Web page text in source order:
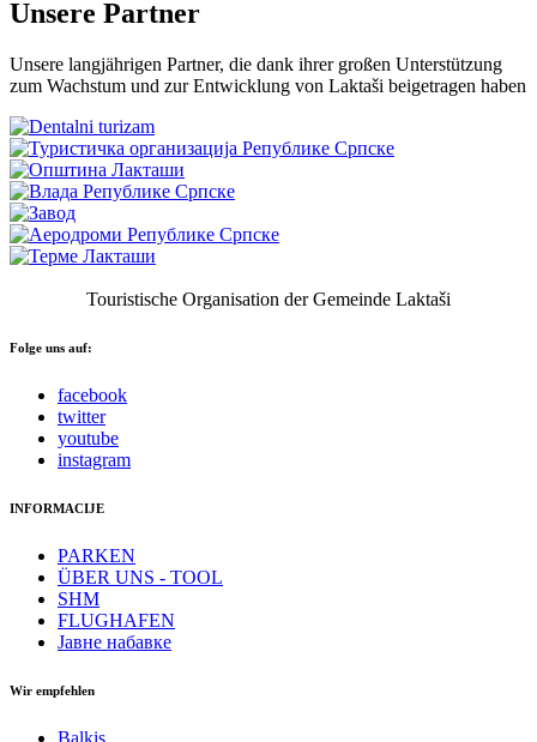
Unsere Partner
Unsere langjährigen Partner, die dank ihrer großen Unterstützung
zum Wachstum und zur Entwicklung von Laktaši beigetragen haben
Touristische Organisation der Gemeinde Laktaši
Folge uns auf:
facebook
twitter
youtube
instagram
INFORMACIJE
PARKEN
ÜBER UNS - TOOL
SHM
FLUGHAFEN
Јавне набавке
Wir empfehlen
Balkis